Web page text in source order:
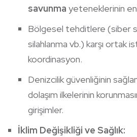
savunma yeteneklerinin
Bölgesel tehditlere (siber
silahlanma vb.) karşı ortak
koordinasyon.
Denizcilik güvenliğinin
dolaşım ilkelerinin
girişimler.
İklim Değişikliği ve Sağlık: